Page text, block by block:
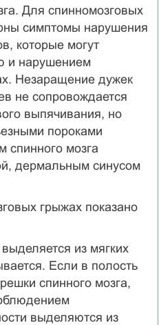
Для спинномозговых
симптомы нарушения
которые могут
и нарушением
Незаращение дужек
не сопровождается
выпячивания, но
пороками
спинного мозга
дермальным синусом
грыжах показано
из мягких
Если в полость
спинного мозга,
выделяются из